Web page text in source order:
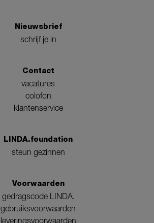
Nieuwsbrief
schrijf je in
Contact
vacatures
colofon
klantenservice
LINDA.foundation
steun gezinnen
Voorwaarden
gedragscode LINDA.
gebruiksvoorwaarden
leveringsvoorwaarden